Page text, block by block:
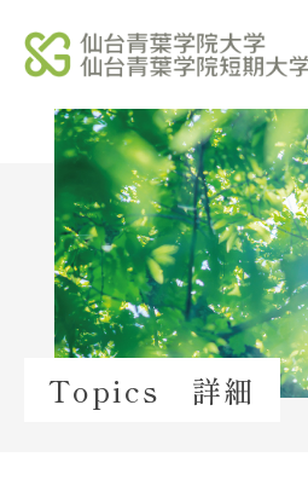
オープンキャ
ンパス
学校法人北杜学園
Topics
イベント一覧
Topics 詳細